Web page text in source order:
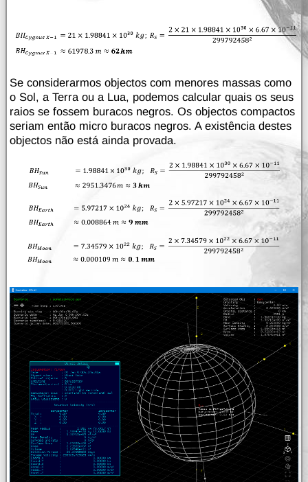
Se considerarmos objectos com menores massas como
o Sol, a Terra ou a Lua, podemos calcular quais os seus
raios se fossem buracos negros. Os objectos compactos
seriam então micro buracos negros. A existência destes
objectos não está ainda provada.